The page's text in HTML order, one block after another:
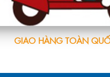
GIAO HÀNG TOÀN